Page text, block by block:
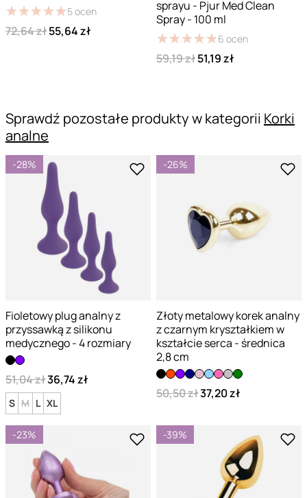
★★★★★
★★★★★5ocen
72,64 zł55,64 zł
sprayu - Pjur Med Clean
Spray - 100 ml
★★★★★
★★★★★6 ocen
59,19 zł51,19 zł
Sprawdź pozostałe produkty w kategorii Korki
analne
-28%
Fioletowy plug analny z
przyssawką z silikonu
medycznego - 4 rozmiary
51,04 zł36,74 zł
S M L XL
-26%
Złoty metalowy korek analny
z czarnym kryształkiem w
kształcie serca - średnica
2,8 cm
50,50 zł37,20 zł
-23% -39%